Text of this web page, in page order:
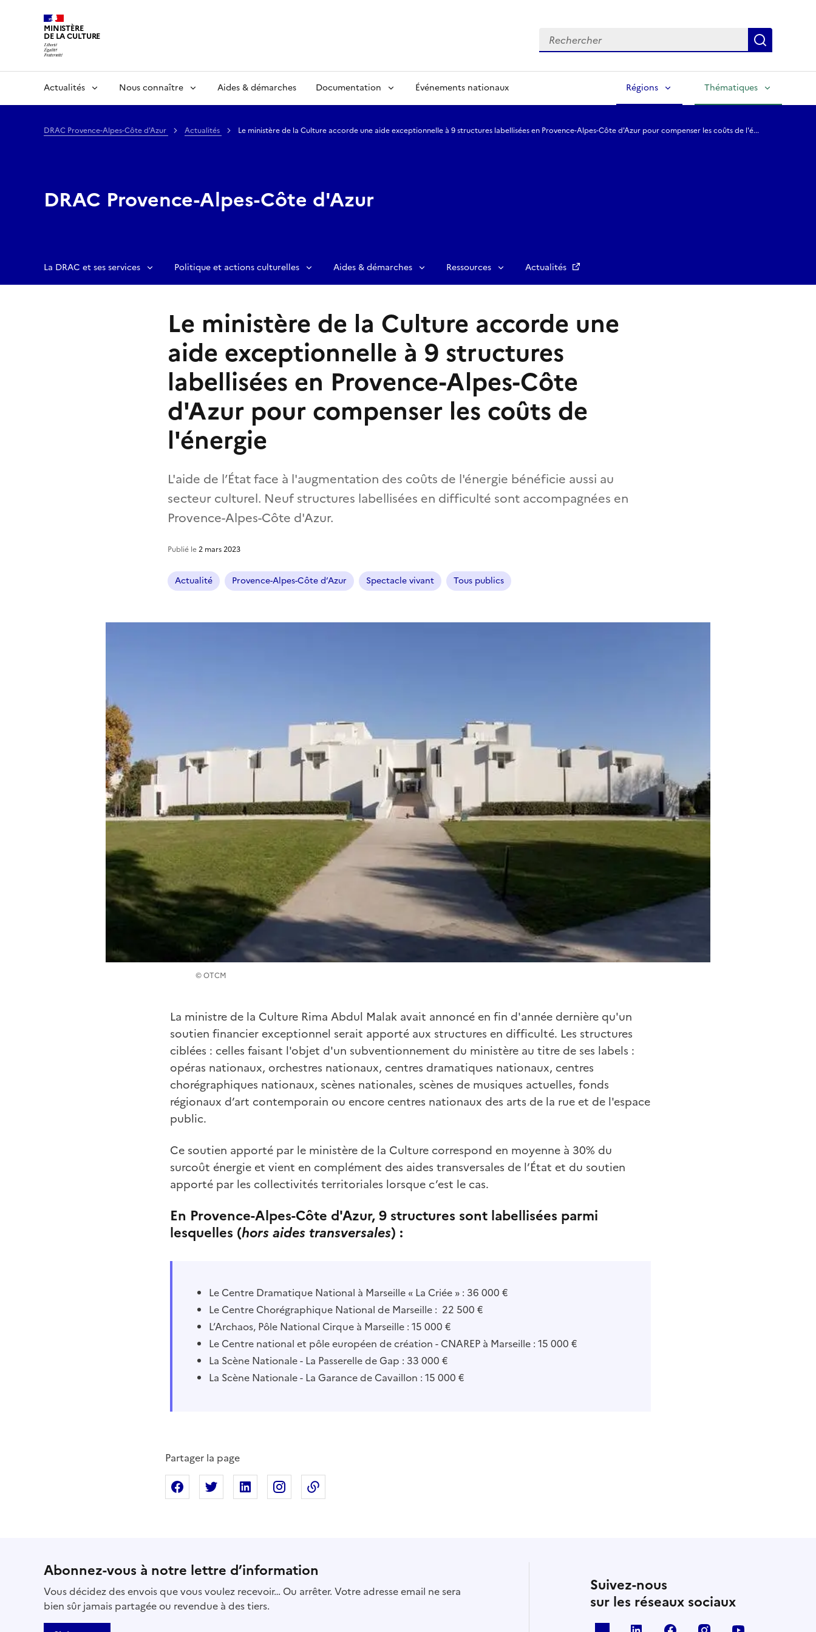
MINISTÈRE
DE LA CULTURE Rechercher
Actualités Nous connaître Aides & démarches Documentation Événements nationaux Régions Thématiques
DRAC Provence-Alpes-Côte d'Azur Actualités Le ministère de la Culture accorde une aide exceptionnelle à 9 structures labellisées en Provence-Alpes-Côte d'Azur pour compenser les coûts de l'é...
DRAC Provence-Alpes-Côte d'Azur
La DRAC et ses services Politique et actions culturelles Aides & démarches Ressources Actualités
Le ministère de la Culture accorde une
aide exceptionnelle à 9 structures
labellisées en Provence-Alpes-Côte
d'Azur pour compenser les coûts de
l'énergie
L'aide de l’État face à l'augmentation des coûts de l'énergie bénéficie aussi au
secteur culturel. Neuf structures labellisées en difficulté sont accompagnées en
Provence-Alpes-Côte d'Azur.
Publié le2 mars 2023
Actualité Provence-Alpes-Côte d’Azur Spectacle vivant Tous publics
© OTCM
La ministre de la Culture Rima Abdul Malak avait annoncé en fin d'année dernière qu'un
soutien financier exceptionnel serait apporté aux structures en difficulté. Les structures
ciblées : celles faisant l'objet d'un subventionnement du ministère au titre de ses labels :
opéras nationaux, orchestres nationaux, centres dramatiques nationaux, centres
chorégraphiques nationaux, scènes nationales, scènes de musiques actuelles, fonds
régionaux d’art contemporain ou encore centres nationaux des arts de la rue et de l'espace
public.
Ce soutien apporté par le ministère de la Culture correspond en moyenne à 30% du
surcoût énergie et vient en complément des aides transversales de l’État et du soutien
apporté par les collectivités territoriales lorsque c’est le cas.
En Provence-Alpes-Côte d'Azur, 9 structures sont labellisées parmi
lesquelles (hors aides transversales) :
Le Centre Dramatique National à Marseille « La Criée » : 36 000 €
Le Centre Chorégraphique National de Marseille : 22 500 €
L’Archaos, Pôle National Cirque à Marseille : 15 000 €
Le Centre national et pôle européen de création - CNAREP à Marseille : 15 000 €
La Scène Nationale - La Passerelle de Gap : 33 000 €
La Scène Nationale - La Garance de Cavaillon : 15 000 €
Partager la page
Partager sur Facebook
Partager sur XPartager sur Linkedin
Partager sur Instagram
Abonnez-vous à notre lettre d’information
Vous décidez des envois que vous voulez recevoir… Ou arrêter. Votre adresse email ne sera
bien sûr jamais partagée ou revendue à des tiers.
Suivez-nous
sur les réseaux sociaux